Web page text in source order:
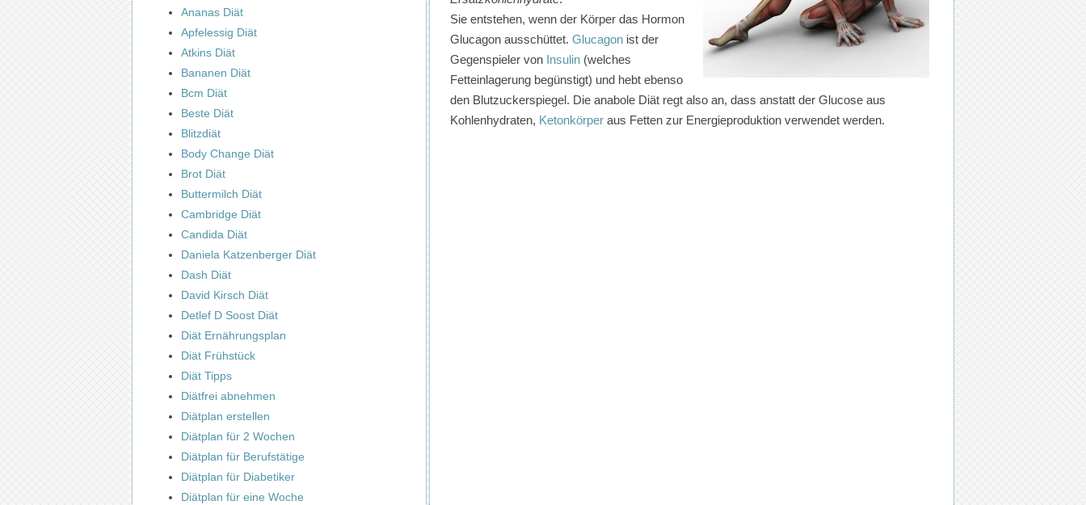
Sie entstehen, wenn der Körper das Hormon
Glucagon ausschüttet. Glucagon ist der
Gegenspieler von Insulin (welches
Fetteinlagerung begünstigt) und hebt ebenso
den Blutzuckerspiegel. Die anabole Diät regt also an, dass anstatt der Glucose aus
Kohlenhydraten, Ketonkörper aus Fetten zur Energieproduktion verwendet werden.
Ananas Diät
Apfelessig Diät
Atkins Diät
Bananen Diät
Bcm Diät
Beste Diät
Blitzdiät
Body Change Diät
Brot Diät
Buttermilch Diät
Cambridge Diät
Candida Diät
Daniela Katzenberger Diät
Dash Diät
David Kirsch Diät
Detlef D Soost Diät
Diät Ernährungsplan
Diät Frühstück
Diät Tipps
Diätfrei abnehmen
Diätplan erstellen
Diätplan für 2 Wochen
Diätplan für Berufstätige
Diätplan für Diabetiker
Diätplan für eine Woche